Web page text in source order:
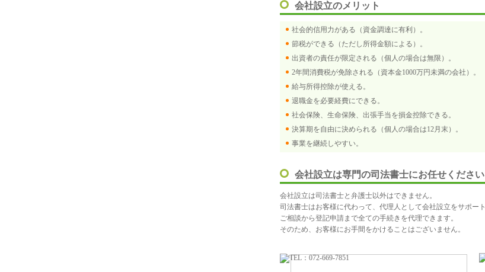
会社設立のメリット
社会的信用力がある（資金調達に有利）。
節税ができる（ただし所得金額による）。
出資者の責任が限定される（個人の場合は無限）。
2年間消費税が免除される（資本金1000万円未満の会社）。
給与所得控除が使える。
退職金を必要経費にできる。
社会保険、生命保険、出張手当を損金控除できる。
決算期を自由に決められる（個人の場合は12月末）。
事業を継続しやすい。
会社設立は専門の司法書士にお任せください
会社設立は司法書士と弁護士以外はできません。
司法書士はお客様に代わって、代理人として会社設立をサポート
ご相談から登記申請まで全ての手続きを代理できます。
そのため、お客様にお手間をかけることはございません。